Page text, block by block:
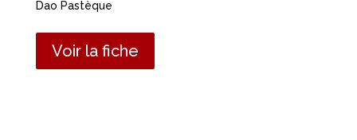
Dao Pastèque
Voir la fiche